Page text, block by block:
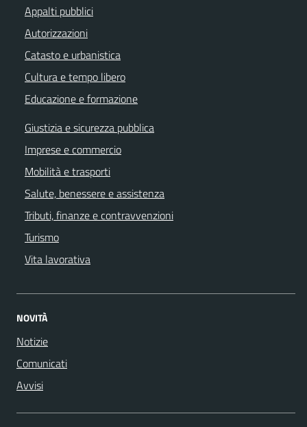
Appalti pubblici
Autorizzazioni
Catasto e urbanistica
Cultura e tempo libero
Educazione e formazione
Giustizia e sicurezza pubblica
Imprese e commercio
Mobilità e trasporti
Salute, benessere e assistenza
Tributi, finanze e contravvenzioni
Turismo
Vita lavorativa
NOVITÀ
Notizie
Comunicati
Avvisi